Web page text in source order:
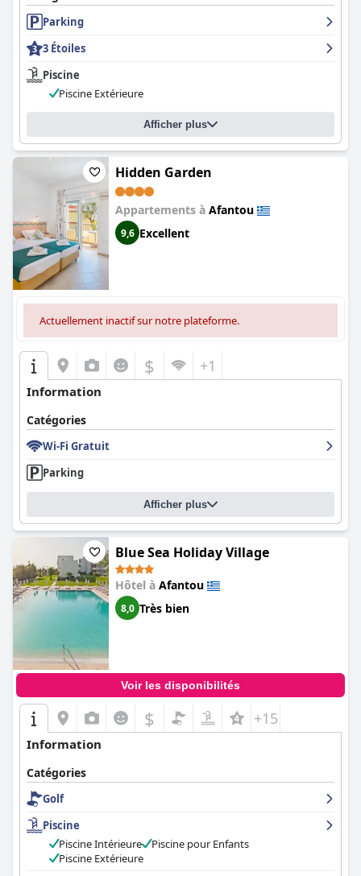
Parking
3 Étoiles
Piscine
Piscine Extérieure
Afficher plus
Hidden Garden
Appartements à Afantou
9,6 Excellent
Actuellement inactif sur notre plateforme.
$ +1
Information
Catégories
Wi-Fi Gratuit
Parking
Afficher plus
Blue Sea Holiday Village
Hôtel à Afantou
8,0 Très bien
Voir les disponibilités
$ +15
Information
Catégories
Golf
Piscine
Piscine Intérieure
Piscine pour Enfants
Piscine Extérieure